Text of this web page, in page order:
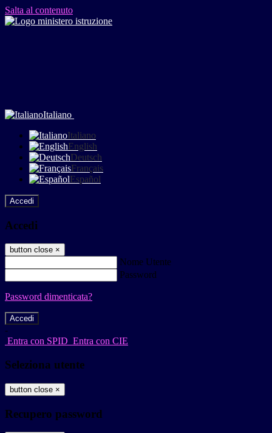
Salta al contenuto
Italiano
Italiano
English
Deutsch
Français
Español
Accedi
Accedi
button close ×
Nome Utente
Password
Password dimenticata?
-
Entra con SPID Entra con CIE
Seleziona utente
button close ×
Recupero password